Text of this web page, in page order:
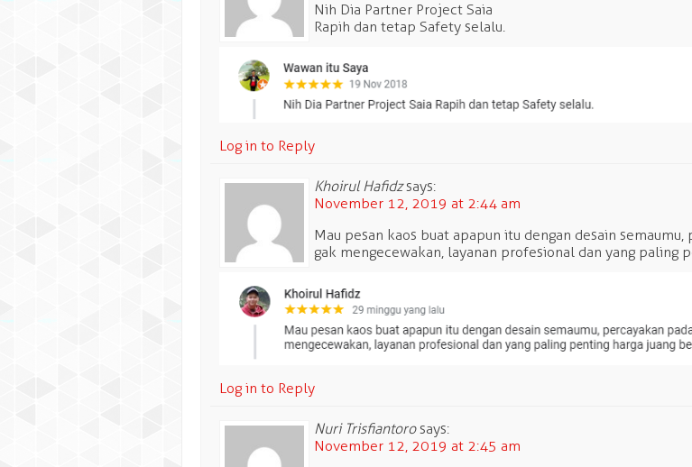
Nih Dia Partner Project Saia
Rapih dan tetap Safety selalu.
Log in to Reply
Khoirul Hafidz says:
November 12, 2019 at 2:44 am
Mau pesan kaos buat apapun itu dengan desain
gak mengecewakan, layanan profesional dan yang paling
Log in to Reply
Nuri Trisfiantoro says:
November 12, 2019 at 2:45 am